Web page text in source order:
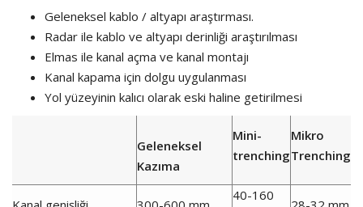
Geleneksel kablo / altyapı araştırması.
Radar ile kablo ve altyapı derinliği araştırılması
Elmas ile kanal açma ve kanal montajı
Kanal kapama için dolgu uygulanması
Yol yüzeyinin kalıcı olarak eski haline getirilmesi
Geleneksel
Kazıma
Mini-
trenching
Mikro
Trenching
40-160